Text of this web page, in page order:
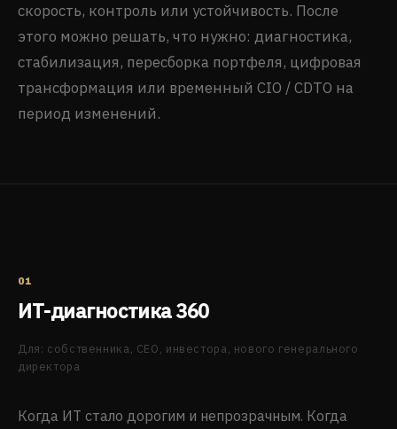
скорость, контроль или устойчивость. После
этого можно решать, что нужно: диагностика,
стабилизация, пересборка портфеля, цифровая
трансформация или временный CIO / CDTO на
период изменений.
01
ИТ-диагностика 360
Для: собственника, CEO, инвестора, нового генерального
директора
Когда ИТ стало дорогим и непрозрачным. Когда